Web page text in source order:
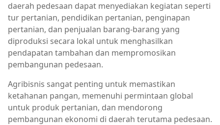
daerah pedesaan dapat menyediakan kegiatan seperti
tur pertanian, pendidikan pertanian, penginapan
pertanian, dan penjualan barang-barang yang
diproduksi secara lokal untuk menghasilkan
pendapatan tambahan dan mempromosikan
pembangunan pedesaan.
Agribisnis sangat penting untuk memastikan
ketahanan pangan, memenuhi permintaan global
untuk produk pertanian, dan mendorong
pembangunan ekonomi di daerah terutama pedesaan.